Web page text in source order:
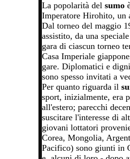
La popolarità del sumo
Imperatore Hirohito, un
Dal torneo del maggio
assistito, da una
gara di ciascun torneo
Casa Imperiale
gare. Diplomatici e
sono spesso invitati a
Per quanto riguarda il
sport, inizialmente, era
all'estero; parecchi
suscitare l'interesse di
giovani lottatori
Corea, Mongolia,
Pacifico) sono giunti in